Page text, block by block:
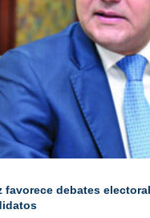
favorece debates